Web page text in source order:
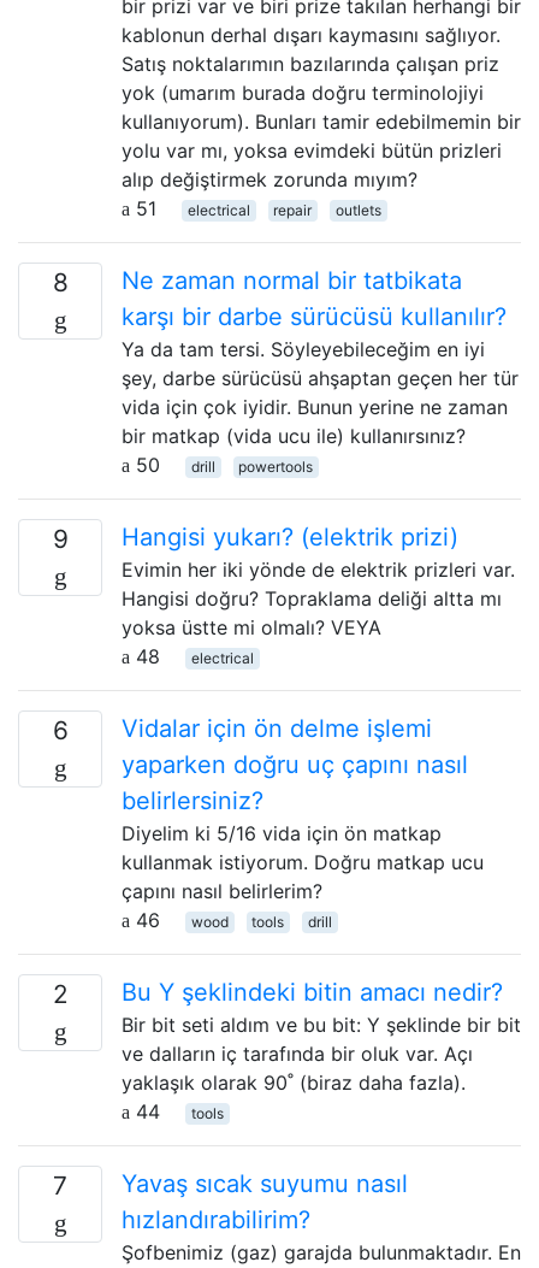
bir prizi var ve biri prize takılan herhangi bir
kablonun derhal dışarı kaymasını sağlıyor.
Satış noktalarımın bazılarında çalışan priz
yok (umarım burada doğru terminolojiyi
kullanıyorum). Bunları tamir edebilmemin bir
yolu var mı, yoksa evimdeki bütün prizleri
alıp değiştirmek zorunda mıyım?
51
electrical repair outlets
8
Ne zaman normal bir tatbikata
karşı bir darbe sürücüsü kullanılır?
Ya da tam tersi. Söyleyebileceğim en iyi
şey, darbe sürücüsü ahşaptan geçen her tür
vida için çok iyidir. Bunun yerine ne zaman
bir matkap (vida ucu ile) kullanırsınız?
50
drill powertools
9 Hangisi yukarı? (elektrik prizi)
Evimin her iki yönde de elektrik prizleri var.
Hangisi doğru? Topraklama deliği altta mı
yoksa üstte mi olmalı? VEYA
48
electrical
6
Vidalar için ön delme işlemi
yaparken doğru uç çapını nasıl
belirlersiniz?
Diyelim ki 5/16 vida için ön matkap
kullanmak istiyorum. Doğru matkap ucu
çapını nasıl belirlerim?
46
wood tools drill
2 Bu Y şeklindeki bitin amacı nedir?
Bir bit seti aldım ve bu bit: Y şeklinde bir bit
ve dalların iç tarafında bir oluk var. Açı
yaklaşık olarak 90˚ (biraz daha fazla).
44
tools
7
Yavaş sıcak suyumu nasıl
hızlandırabilirim?
Şofbenimiz (gaz) garajda bulunmaktadır. En